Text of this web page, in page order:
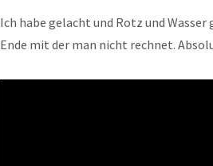
Ich habe gelacht und Rotz und
Ende mit der man nicht rechnet.